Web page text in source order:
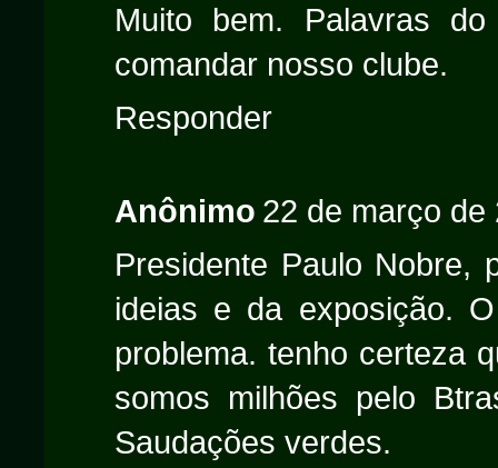
Muito bem. Palavras
comandar nosso clube.
Responder
Anônimo 22 de março de
Presidente Paulo Nobre,
ideias e da exposição.
problema. tenho certeza
somos milhões pelo
Saudações verdes.